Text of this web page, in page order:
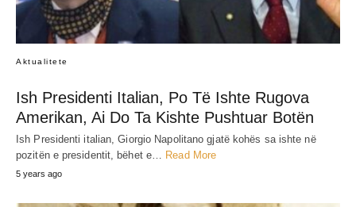
Aktualitete
Ish Presidenti Italian, Po Të Ishte Rugova
Amerikan, Ai Do Ta Kishte Pushtuar Botën
Ish Presidenti italian, Giorgio Napolitano gjatë kohës sa ishte në
pozitën e presidentit, bëhet e…
Read More
5 years ago